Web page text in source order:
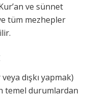
ve sünnet
tüm mezhepler
dışkı yapmak)
temel durumlardan